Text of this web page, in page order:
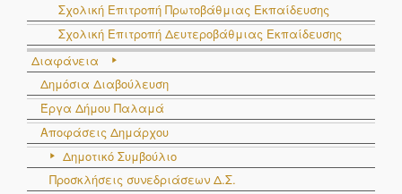
Σχολική Επιτροπή Πρωτοβάθμιας Εκπαίδευσης
Σχολική Επιτροπή Δευτεροβάθμιας Εκπαίδευσης
Διαφάνεια
Δημόσια Διαβούλευση
Έργα Δήμου Παλαμά
Αποφάσεις Δημάρχου
Δημοτικό Συμβούλιο
Προσκλήσεις συνεδριάσεων Δ.Σ.